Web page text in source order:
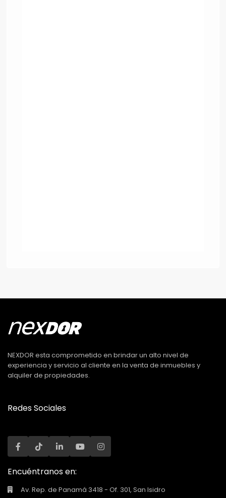
NEXDOR esta comprometido en brindar un alto nivel de
experiencia y servicio al cliente en la venta de inmuebles y
alquiler de propiedades.
Redes Sociales
Encuéntranos en:
Av. Rep. de Panamá 3418 - Of. 301, San Isidro